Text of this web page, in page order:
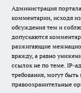
Администрация
комментарии, исходя
обсуждения тем и
допускаются
разжигающие
вражду, а равно
ссылок не по теме. IP-
требования, могут
правоохранительные